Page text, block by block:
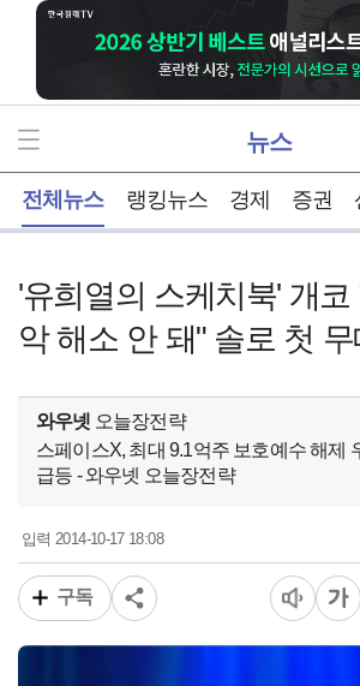
뉴스
전체뉴스 랭킹뉴스 경제 증권
'유희열의 스케치북' 개
악 해소 안 돼" 솔로 첫 무
와우넷 오늘장전략
스페이스X, 최대 9.1억주 보호예수 해제
급등 - 와우넷 오늘장전략
입력 2014-10-17 18:08
구독